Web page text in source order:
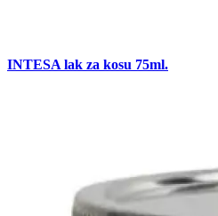
INTESA lak za kosu 75ml.